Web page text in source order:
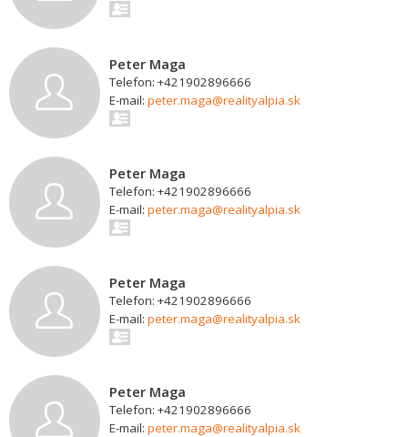
Peter Maga
Telefon: +421902896666
E-mail: peter.maga@realityalpia.sk
Peter Maga
Telefon: +421902896666
E-mail: peter.maga@realityalpia.sk
Peter Maga
Telefon: +421902896666
E-mail: peter.maga@realityalpia.sk
Peter Maga
Telefon: +421902896666
E-mail: peter.maga@realityalpia.sk